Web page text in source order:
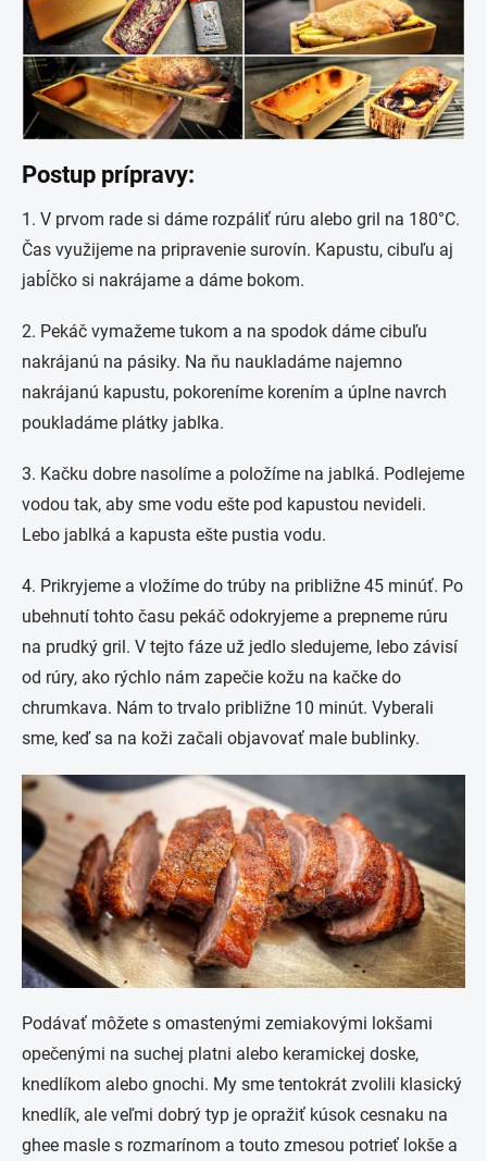
Postup prípravy:
1. V prvom rade si dáme rozpáliť rúru alebo gril na 180°C.
Čas využijeme na pripravenie surovín. Kapustu, cibuľu aj
jabĺčko si nakrájame a dáme bokom.
2. Pekáč vymažeme tukom a na spodok dáme cibuľu
nakrájanú na pásiky. Na ňu naukladáme najemno
nakrájanú kapustu, pokoreníme korením a úplne navrch
poukladáme plátky jablka.
3. Kačku dobre nasolíme a položíme na jablká. Podlejeme
vodou tak, aby sme vodu ešte pod kapustou nevideli.
Lebo jablká a kapusta ešte pustia vodu.
4. Prikryjeme a vložíme do trúby na približne 45 minúť. Po
ubehnutí tohto času pekáč odokryjeme a prepneme rúru
na prudký gril. V tejto fáze už jedlo sledujeme, lebo závisí
od rúry, ako rýchlo nám zapečie kožu na kačke do
chrumkava. Nám to trvalo približne 10 minút. Vyberali
sme, keď sa na koži začali objavovať male bublinky.
Podávať môžete s omastenými zemiakovými lokšami
opečenými na suchej platni alebo keramickej doske,
knedlíkom alebo gnochi. My sme tentokrát zvolili klasický
knedlík, ale veľmi dobrý typ je opražiť kúsok cesnaku na
ghee masle s rozmarínom a touto zmesou potrieť lokše a